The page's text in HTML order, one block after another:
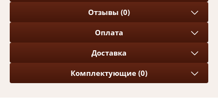
Отзывы (0)
Оплата
Доставка
Комплектующие (0)